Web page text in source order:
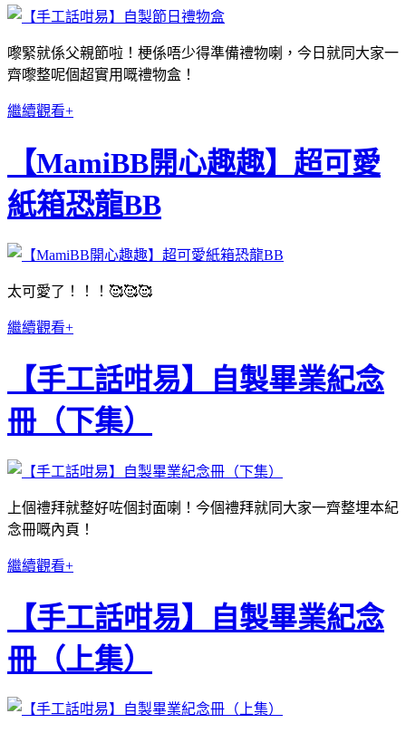
嚟緊就係父親節啦！梗係唔少得準備禮物喇，今日就同大家一
齊嚟整呢個超實用嘅禮物盒！
繼續觀看+
【MamiBB開心趣趣】超可愛
紙箱恐龍BB
太可愛了！！！🥰🥰🥰
繼續觀看+
【手工話咁易】自製畢業紀念
冊（下集）
上個禮拜就整好咗個封面喇！今個禮拜就同大家一齊整埋本紀
念冊嘅內頁！
繼續觀看+
【手工話咁易】自製畢業紀念
冊（上集）